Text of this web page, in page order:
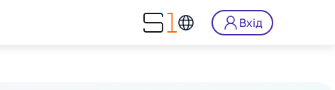
Вхід